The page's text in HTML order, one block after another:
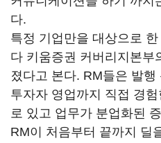
다.
특정 기업만을 대상으로
다 키움증권 커버리지본부
졌다고 본다. RM들은 발
투자자 영업까지 직접 경
로 있고 업무가 분업화된
RM이 처음부터 끝까지 딜